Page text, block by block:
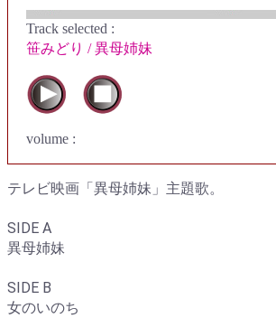
Track selected :
笹みどり / 異母姉妹
volume :
テレビ映画「異母姉妹」主題歌。
SIDE A
異母姉妹
SIDE B
女のいのち